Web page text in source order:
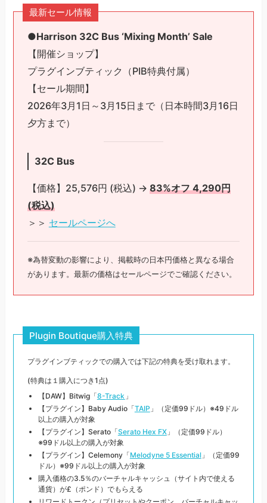
最新セール情報
●Harrison 32C Bus ‘Mixing Month’ Sale
【開催ショップ】
プラグインブティック（PIB特典付属）
【セール期間】
2026年3月1日～3月15日まで（日本時間3月16日
夕方まで）
32C Bus
【価格】25,576円 (税込) → 83%オフ 4,290円
(税込)
＞＞ セールページへ
※為替変動の影響により、掲載時の日本円価格と異なる場合
があります。最新の価格はセールページでご確認ください。
Plugin Boutique購入特典
プラグインブティックでの購入では下記の特典を受け取れます。
(特典は１購入につき1点)
【DAW】Bitwig「8-Track 」
【プラグイン】Baby Audio「TAIP 」（定価99ドル）※49ドル
以上の購入が対象
【プラグイン】Serato「Serato Hex FX」（定価99ドル）
※99ドル以上の購入が対象
【プラグイン】Celemony「Melodyne 5 Essential」（定価99
ドル）※99ドル以上の購入が対象
購入価格の3.5％のバーチャルキャッシュ（サイト内で使える
通貨）が£（ポンド）でもらえる